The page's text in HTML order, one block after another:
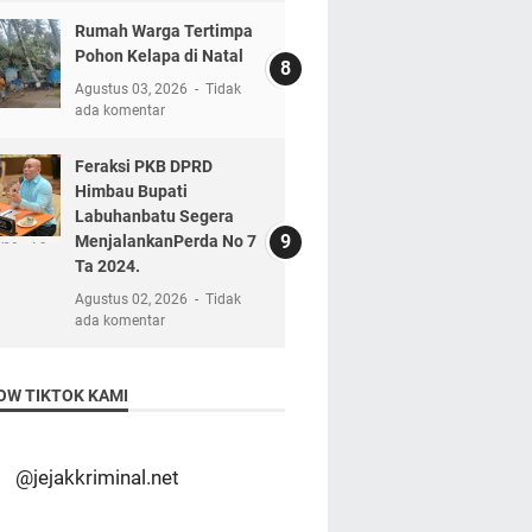
Rumah Warga Tertimpa
Pohon Kelapa di Natal
Agustus 03, 2026
Tidak
ada komentar
Feraksi PKB DPRD
Himbau Bupati
Labuhanbatu Segera
MenjalankanPerda No 7
Ta 2024.
Agustus 02, 2026
Tidak
ada komentar
TIKTOK KAMI
@jejakkriminal.net